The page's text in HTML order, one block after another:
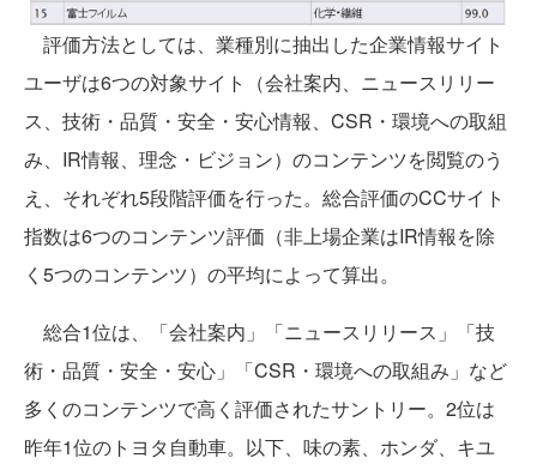
評価方法としては、業種別に抽出した企業情報サイト
ユーザは6つの対象サイト（会社案内、ニュースリリー
ス、技術・品質・安全・安心情報、CSR・環境への取組
み、IR情報、理念・ビジョン）のコンテンツを閲覧のう
え、それぞれ5段階評価を行った。総合評価のCCサイト
指数は6つのコンテンツ評価（非上場企業はIR情報を除
く5つのコンテンツ）の平均によって算出。
総合1位は、「会社案内」「ニュースリリース」「技
術・品質・安全・安心」「CSR・環境への取組み」など
多くのコンテンツで高く評価されたサントリー。2位は
昨年1位のトヨタ自動車。以下、味の素、ホンダ、キユ